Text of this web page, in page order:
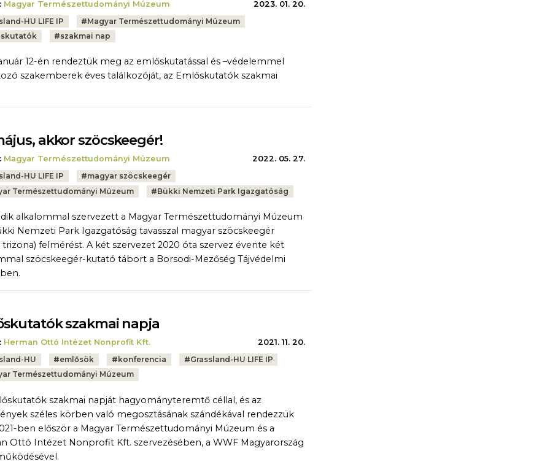
Magyar Természettudományi Múzeum
2023. 01. 20.
HU LIFE IP #Magyar Természettudományi Múzeum
#szakmai nap
12-én rendeztük meg az emlőskutatással és –védelemmel
szakemberek éves találkozóját, az Emlőskutatók szakmai
akkor szöcskeegér!
Magyar Természettudományi Múzeum
2022. 05. 27.
HU LIFE IP #magyar szöcskeegér
Természettudományi Múzeum #Bükki Nemzeti Park Igazgatóság
alkalommal szervezett a Magyar Természettudományi Múzeum
Nemzeti Park Igazgatóság tavasszal magyar szöcskeegér
trizona) felmérést. A két szervezet 2020 óta szervez évente két
szöcskeegér-kutató tábort a Borsodi-Mezőség Tájvédelmi
szakmai napja
Herman Ottó Intézet Nonprofit Kft.
2021. 11. 20.
HU #emlősök # konferencia #Grassland-HU LIFE IP
Természettudományi Múzeum
szakmai napját hagyományteremtő céllal, és az
széles körben való megosztásának szándékával rendezzük
ben először a Magyar Természettudományi Múzeum és a
Ottó Intézet Nonprofit Kft. szervezésében, a WWF Magyarország